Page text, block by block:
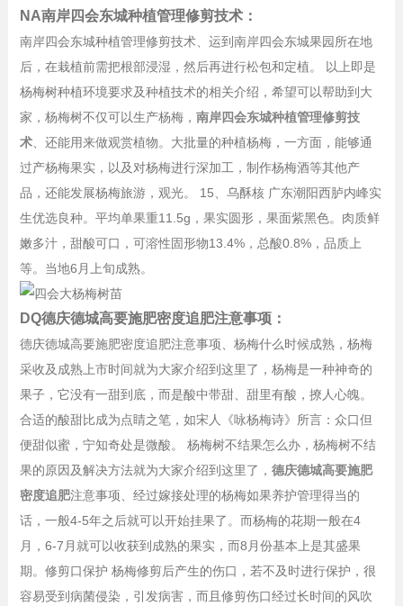
NA南岸四会东城种植管理修剪技术：
南岸四会东城种植管理修剪技术、运到南岸四会东城果园所在地
后，在栽植前需把根部浸湿，然后再进行松包和定植。 以上即是
杨梅树种植环境要求及种植技术的相关介绍，希望可以帮助到大
家，杨梅树不仅可以生产杨梅， 南岸四会东城种植管理修剪技
术、还能用来做观赏植物。大批量的种植杨梅，一方面，能够通
过产杨梅果实，以及对杨梅进行深加工，制作杨梅酒等其他产
品，还能发展杨梅旅游，观光。 15、乌酥核 广东潮阳西胪内峰实
生优选良种。平均单果重11.5g，果实圆形，果面紫黑色。肉质鲜
嫩多汁，甜酸可口，可溶性固形物13.4%，总酸0.8%，品质上
等。当地6月上旬成熟。
DQ德庆德城高要施肥密度追肥注意事项：
德庆德城高要施肥密度追肥注意事项、杨梅什么时候成熟，杨梅
采收及成熟上市时间就为大家介绍到这里了，杨梅是一种神奇的
果子，它没有一甜到底，而是酸中带甜、甜里有酸，撩人心魄。
合适的酸甜比成为点睛之笔，如宋人《咏杨梅诗》所言：众口但
便甜似蜜，宁知奇处是微酸。 杨梅树不结果怎么办，杨梅树不结
果的原因及解决方法就为大家介绍到这里了， 德庆德城高要施肥
密度追肥注意事项、经过嫁接处理的杨梅如果养护管理得当的
话，一般4-5年之后就可以开始挂果了。而杨梅的花期一般在4
月，6-7月就可以收获到成熟的果实，而8月份基本上是其盛果
期。修剪口保护 杨梅修剪后产生的伤口，若不及时进行保护，很
容易受到病菌侵染，引发病害，而且修剪伤口经过长时间的风吹